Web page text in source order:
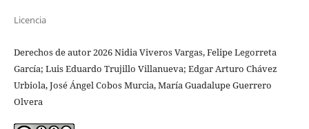
Licencia
Derechos de autor 2026 Nidia Viveros Vargas, Felipe Legorreta
García; Luis Eduardo Trujillo Villanueva; Edgar Arturo Chávez
Urbiola, José Ángel Cobos Murcia, María Guadalupe Guerrero
Olvera